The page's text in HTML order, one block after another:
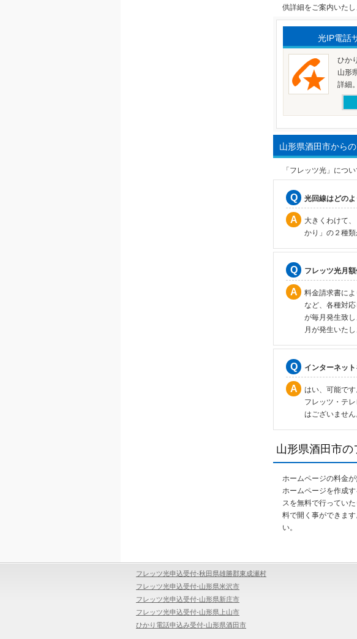
供詳細をご案内いたし
光IP電話
ひか
山形
詳細。
山形県酒田市から
「フレッツ光」につ
光回線はどの
大きくわけて
かり」の２種類
フレッツ光月
料金請求書に
など、各種対
が毎月発生致
月が発生いた
インターネッ
はい、可能です
フレッツ・テ
はございません
山形県酒田市の
ホームページの料金
ホームページを作成
スを無料で行ってい
料で開く事ができま
い。
フレッツ光申込受付-秋田県雄勝郡東成瀬村
フレッツ光申込受付-山形県米沢市
フレッツ光申込受付-山形県新庄市
フレッツ光申込受付-山形県上山市
ひかり電話申込み受付-山形県酒田市